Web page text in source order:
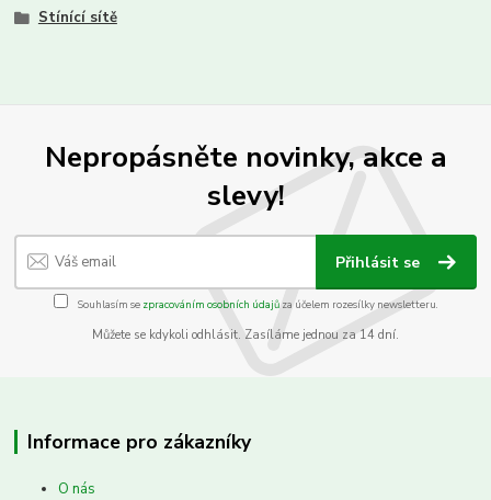
Stínící sítě
Nepropásněte novinky, akce a
slevy!
Přihlásit se
Souhlasím se zpracováním osobních údajůza účelem rozesílky newsletteru.
Můžete se kdykoli odhlásit. Zasíláme jednou za 14 dní.
Informace pro zákazníky
O nás